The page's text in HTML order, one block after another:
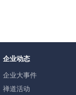
企业动态
企业大事件
禅道活动